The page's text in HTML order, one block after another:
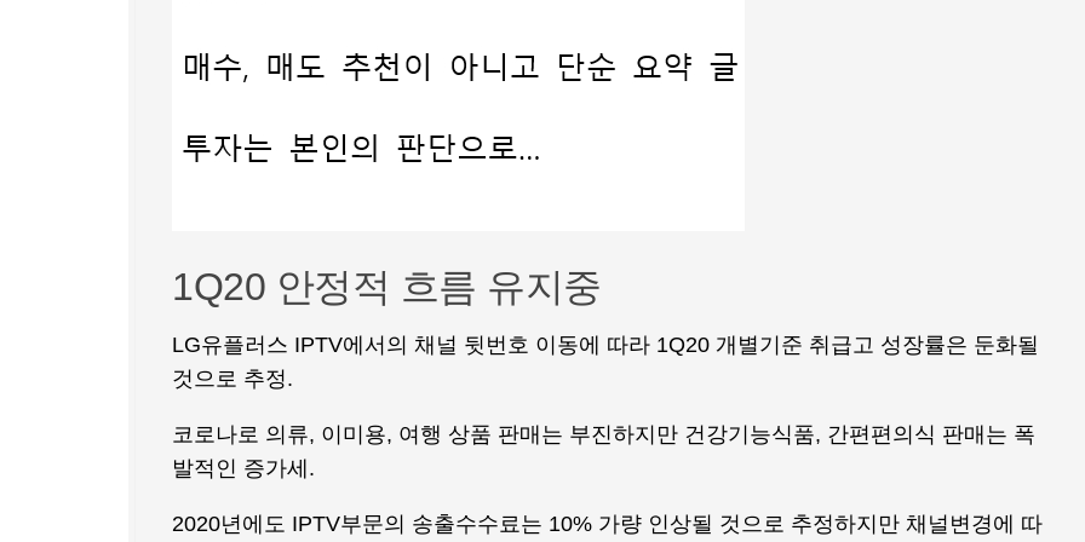
1Q20 안정적 흐름 유지중
LG유플러스 IPTV에서의 채널 뒷번호 이동에 따라 1Q20 개별기준 취급고 성장률은 둔화될
것으로 추정.
코로나로 의류, 이미용, 여행 상품 판매는 부진하지만 건강기능식품, 간편편의식 판매는 폭
발적인 증가세.
2020년에도 IPTV부문의 송출수수료는 10% 가량 인상될 것으로 추정하지만 채널변경에 따